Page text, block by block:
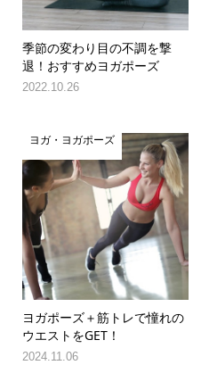
季節の変わり目の不調を撃
退！おすすめヨガポーズ
2022.10.26
ヨガ・ヨガポーズ
ヨガポーズ＋筋トレで憧れの
ウエストをGET！
2024.11.06